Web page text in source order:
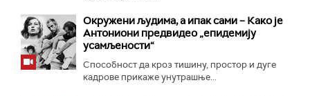
Окружени људима, а ипак сами – Како је
Антониони предвидео „епидемију
усамљености“
Способност да кроз тишину, простор и дуге
кадрове прикаже унутрашње...